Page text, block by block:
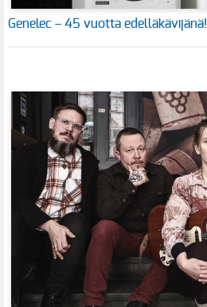
Genelec – 45 vuotta edelläkävijänä!